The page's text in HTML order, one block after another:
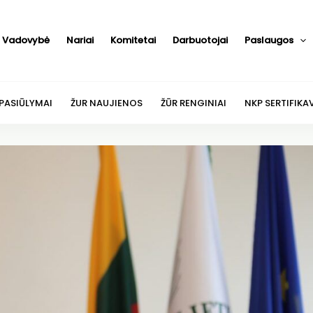
Vadovybė Nariai Komitetai Darbuotojai Paslaugos
ŽUR NAUJIENOS ŽŪR RENGINIAI NKP